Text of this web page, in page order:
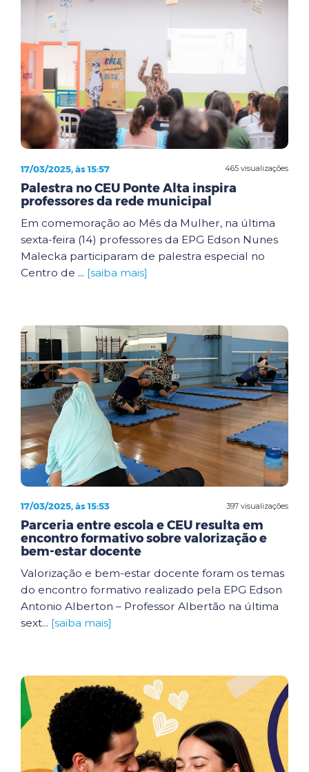
465 visualizações
17/03/2025, às 15:57
Palestra no CEU Ponte Alta inspira
professores da rede municipal
Em comemoração ao Mês da Mulher, na última
sexta-feira (14) professores da EPG Edson Nunes
Malecka participaram de palestra especial no
Centro de ... [saiba mais]
397 visualizações
17/03/2025, às 15:53
Parceria entre escola e CEU resulta em
encontro formativo sobre valorização e
bem-estar docente
Valorização e bem-estar docente foram os temas
do encontro formativo realizado pela EPG Edson
Antonio Alberton – Professor Albertão na última
sext... [saiba mais]